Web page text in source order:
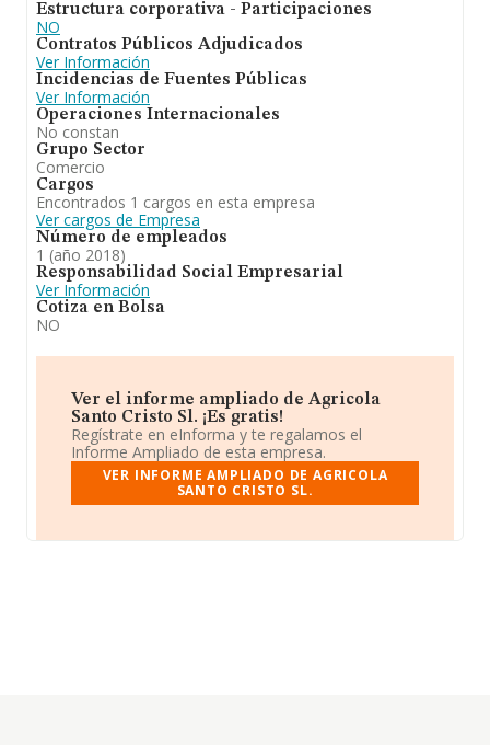
Estructura corporativa - Participaciones
NO
Contratos Públicos Adjudicados
Ver Información
Incidencias de Fuentes Públicas
Ver Información
Operaciones Internacionales
No constan
Grupo Sector
Comercio
Cargos
Encontrados 1 cargos en esta empresa
Ver cargos de Empresa
Número de empleados
1 (año 2018)
Responsabilidad Social Empresarial
Ver Información
Cotiza en Bolsa
NO
Ver el informe ampliado de Agricola
Santo Cristo Sl. ¡Es gratis!
Regístrate en eInforma y te regalamos el
Informe Ampliado de esta empresa.
VER INFORME AMPLIADO DE AGRICOLA
SANTO CRISTO SL.